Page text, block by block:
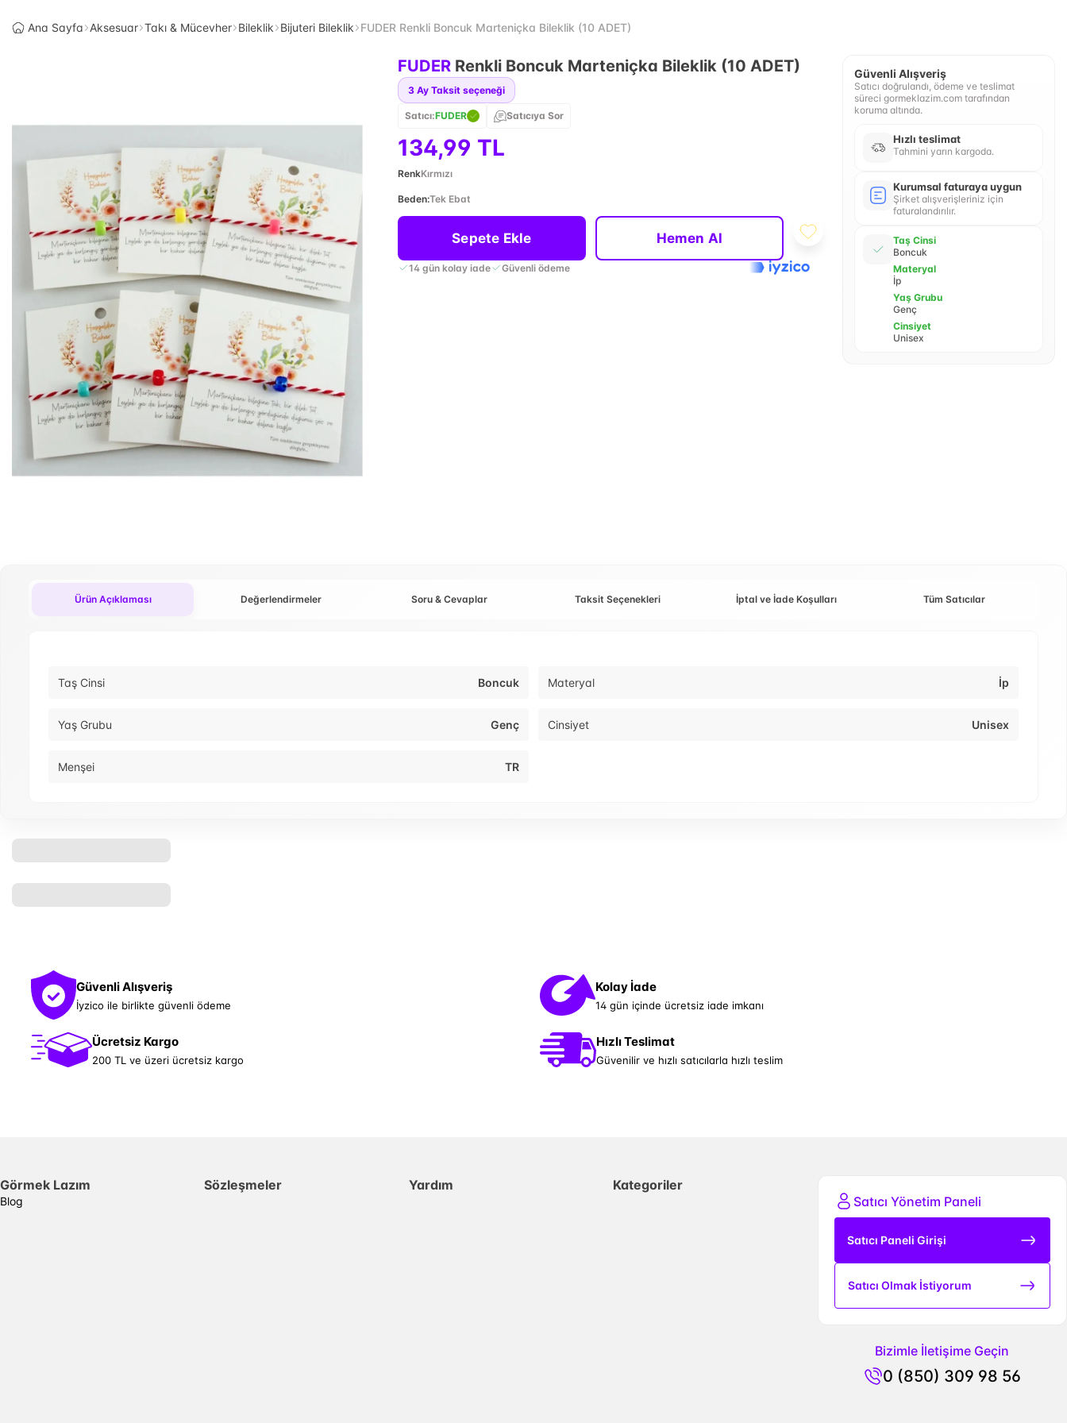
Ana Sayfa Aksesuar Takı & Mücevher Bileklik Bijuteri Bileklik FUDER Renkli Boncuk Marteniçka Bileklik (10 ADET)
FUDER Renkli Boncuk Marteniçka Bileklik (10 ADET)
3 Ay Taksit seçeneği
Satıcı:FUDER Satıcıya Sor
134,99 TL
RenkKırmızı
Beden:Tek Ebat
Sepete Ekle Hemen Al
14 gün kolay iade Güvenli ödeme
Güvenli Alışveriş
Satıcı doğrulandı, ödeme ve teslimat
süreci gormeklazim.com tarafından
koruma altında.
Hızlı teslimat
Tahmini yarın kargoda.
Kurumsal faturaya uygun
Şirket alışverişleriniz için
faturalandırılır.
Taş Cinsi
Boncuk
Materyal
İp
Yaş Grubu
Genç
Cinsiyet
Unisex
Ürün Açıklaması Değerlendirmeler Soru & Cevaplar Taksit Seçenekleri İptal ve İade Koşulları Tüm Satıcılar
Taş Cinsi Boncuk Materyal İp
Yaş Grubu Genç Cinsiyet Unisex
Menşei TR
Güvenli Alışveriş
İyzico ile birlikte güvenli ödeme
Kolay İade
14 gün içinde ücretsiz iade imkanı
Ücretsiz Kargo
200 TL ve üzeri ücretsiz kargo
Hızlı Teslimat
Güvenilir ve hızlı satıcılarla hızlı teslim
Görmek Lazım
Blog
Sözleşmeler Yardım
Kategoriler
Satıcı Yönetim Paneli
Satıcı Paneli Girişi
Satıcı Olmak İstiyorum
Bizimle İletişime Geçin
0 (850) 309 98 56